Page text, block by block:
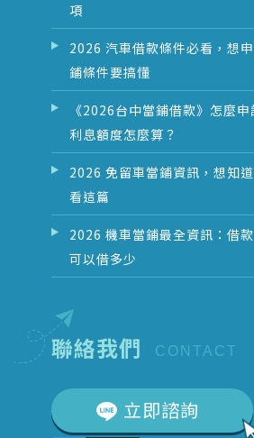
項
2026 汽車借款條件必看，想
鋪條件要搞懂
《2026台中當鋪借款》怎麼
利息額度怎麼算？
2026 免留車當鋪資訊，想知
看這篇
2026 機車當鋪最全資訊：借
可以借多少
聯絡我們 CONTACT
立即諮詢